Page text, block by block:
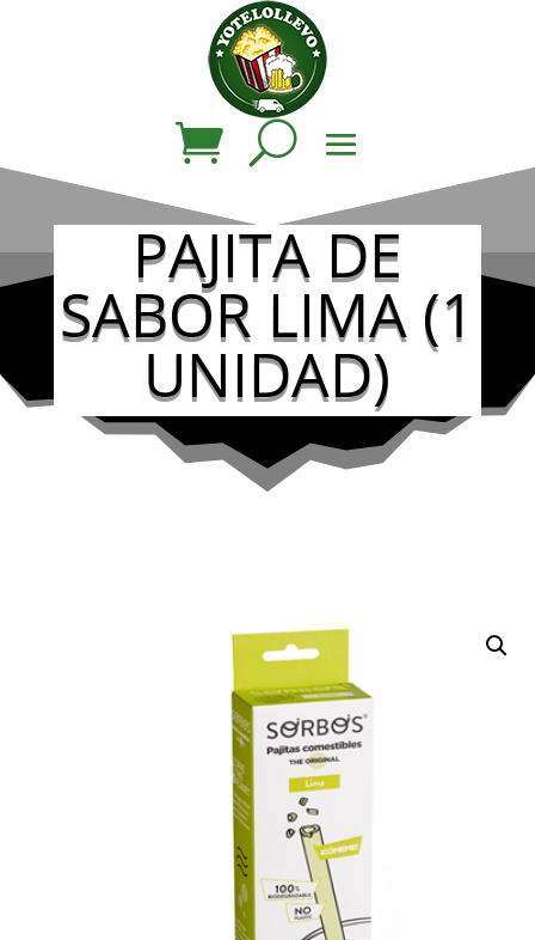
PAJITA DE
SABOR LIMA (1
UNIDAD)